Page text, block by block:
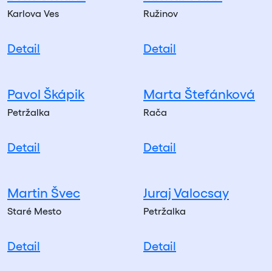
Karlova Ves
Detail
Ružinov
Detail
Pavol Škápik
Petržalka
Detail
Marta Štefánková
Rača
Detail
Martin Švec
Staré Mesto
Detail
Juraj Valocsay
Petržalka
Detail